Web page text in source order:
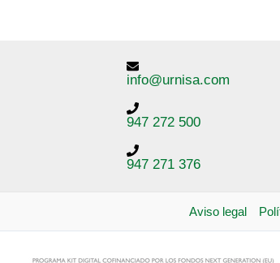
info@urnisa.com
947 272 500
947 271 376
Aviso legal